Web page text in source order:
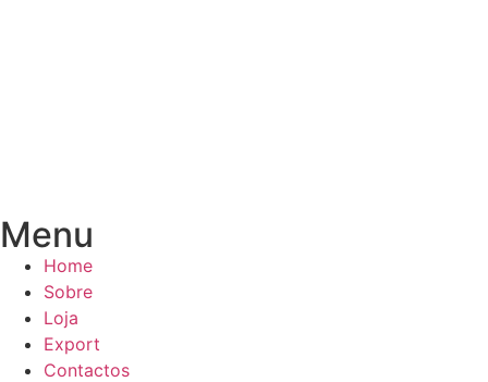
Menu
Home
Sobre
Loja
Export
Contactos